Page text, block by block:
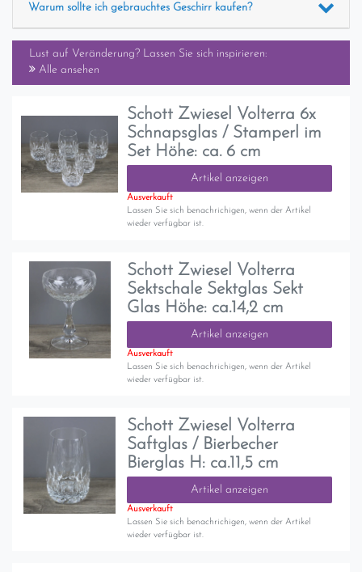
Warum sollte ich gebrauchtes Geschirr kaufen?
Lust auf Veränderung? Lassen Sie sich inspirieren:
Alle ansehen
Schott Zwiesel Volterra 6x
Schnapsglas / Stamperl im
Set Höhe: ca. 6 cm
Artikel anzeigen
Ausverkauft
Lassen Sie sich benachrichigen, wenn der Artikel
wieder verfügbar ist.
Schott Zwiesel Volterra
Sektschale Sektglas Sekt
Glas Höhe: ca.14,2 cm
Artikel anzeigen
Ausverkauft
Lassen Sie sich benachrichigen, wenn der Artikel
wieder verfügbar ist.
Schott Zwiesel Volterra
Saftglas / Bierbecher
Bierglas H: ca.11,5 cm
Artikel anzeigen
Ausverkauft
Lassen Sie sich benachrichigen, wenn der Artikel
wieder verfügbar ist.